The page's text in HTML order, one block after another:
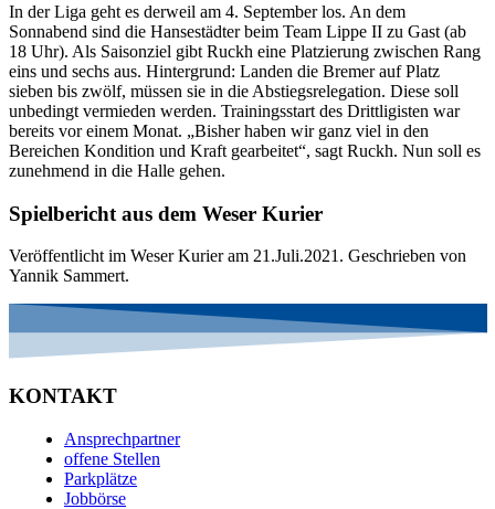
In der Liga geht es derweil am 4. September los. An dem
Sonnabend sind die Hansestädter beim Team Lippe II zu Gast (ab
18 Uhr). Als Saisonziel gibt Ruckh eine Platzierung zwischen Rang
eins und sechs aus. Hintergrund: Landen die Bremer auf Platz
sieben bis zwölf, müssen sie in die Abstiegsrelegation. Diese soll
unbedingt vermieden werden. Trainingsstart des Drittligisten war
bereits vor einem Monat. „Bisher haben wir ganz viel in den
Bereichen Kondition und Kraft gearbeitet“, sagt Ruckh. Nun soll es
zunehmend in die Halle gehen.
Spielbericht aus dem Weser Kurier
Veröffentlicht im Weser Kurier am 21.Juli.2021. Geschrieben von
Yannik Sammert.
KONTAKT
Ansprechpartner
offene Stellen
Parkplätze
Jobbörse